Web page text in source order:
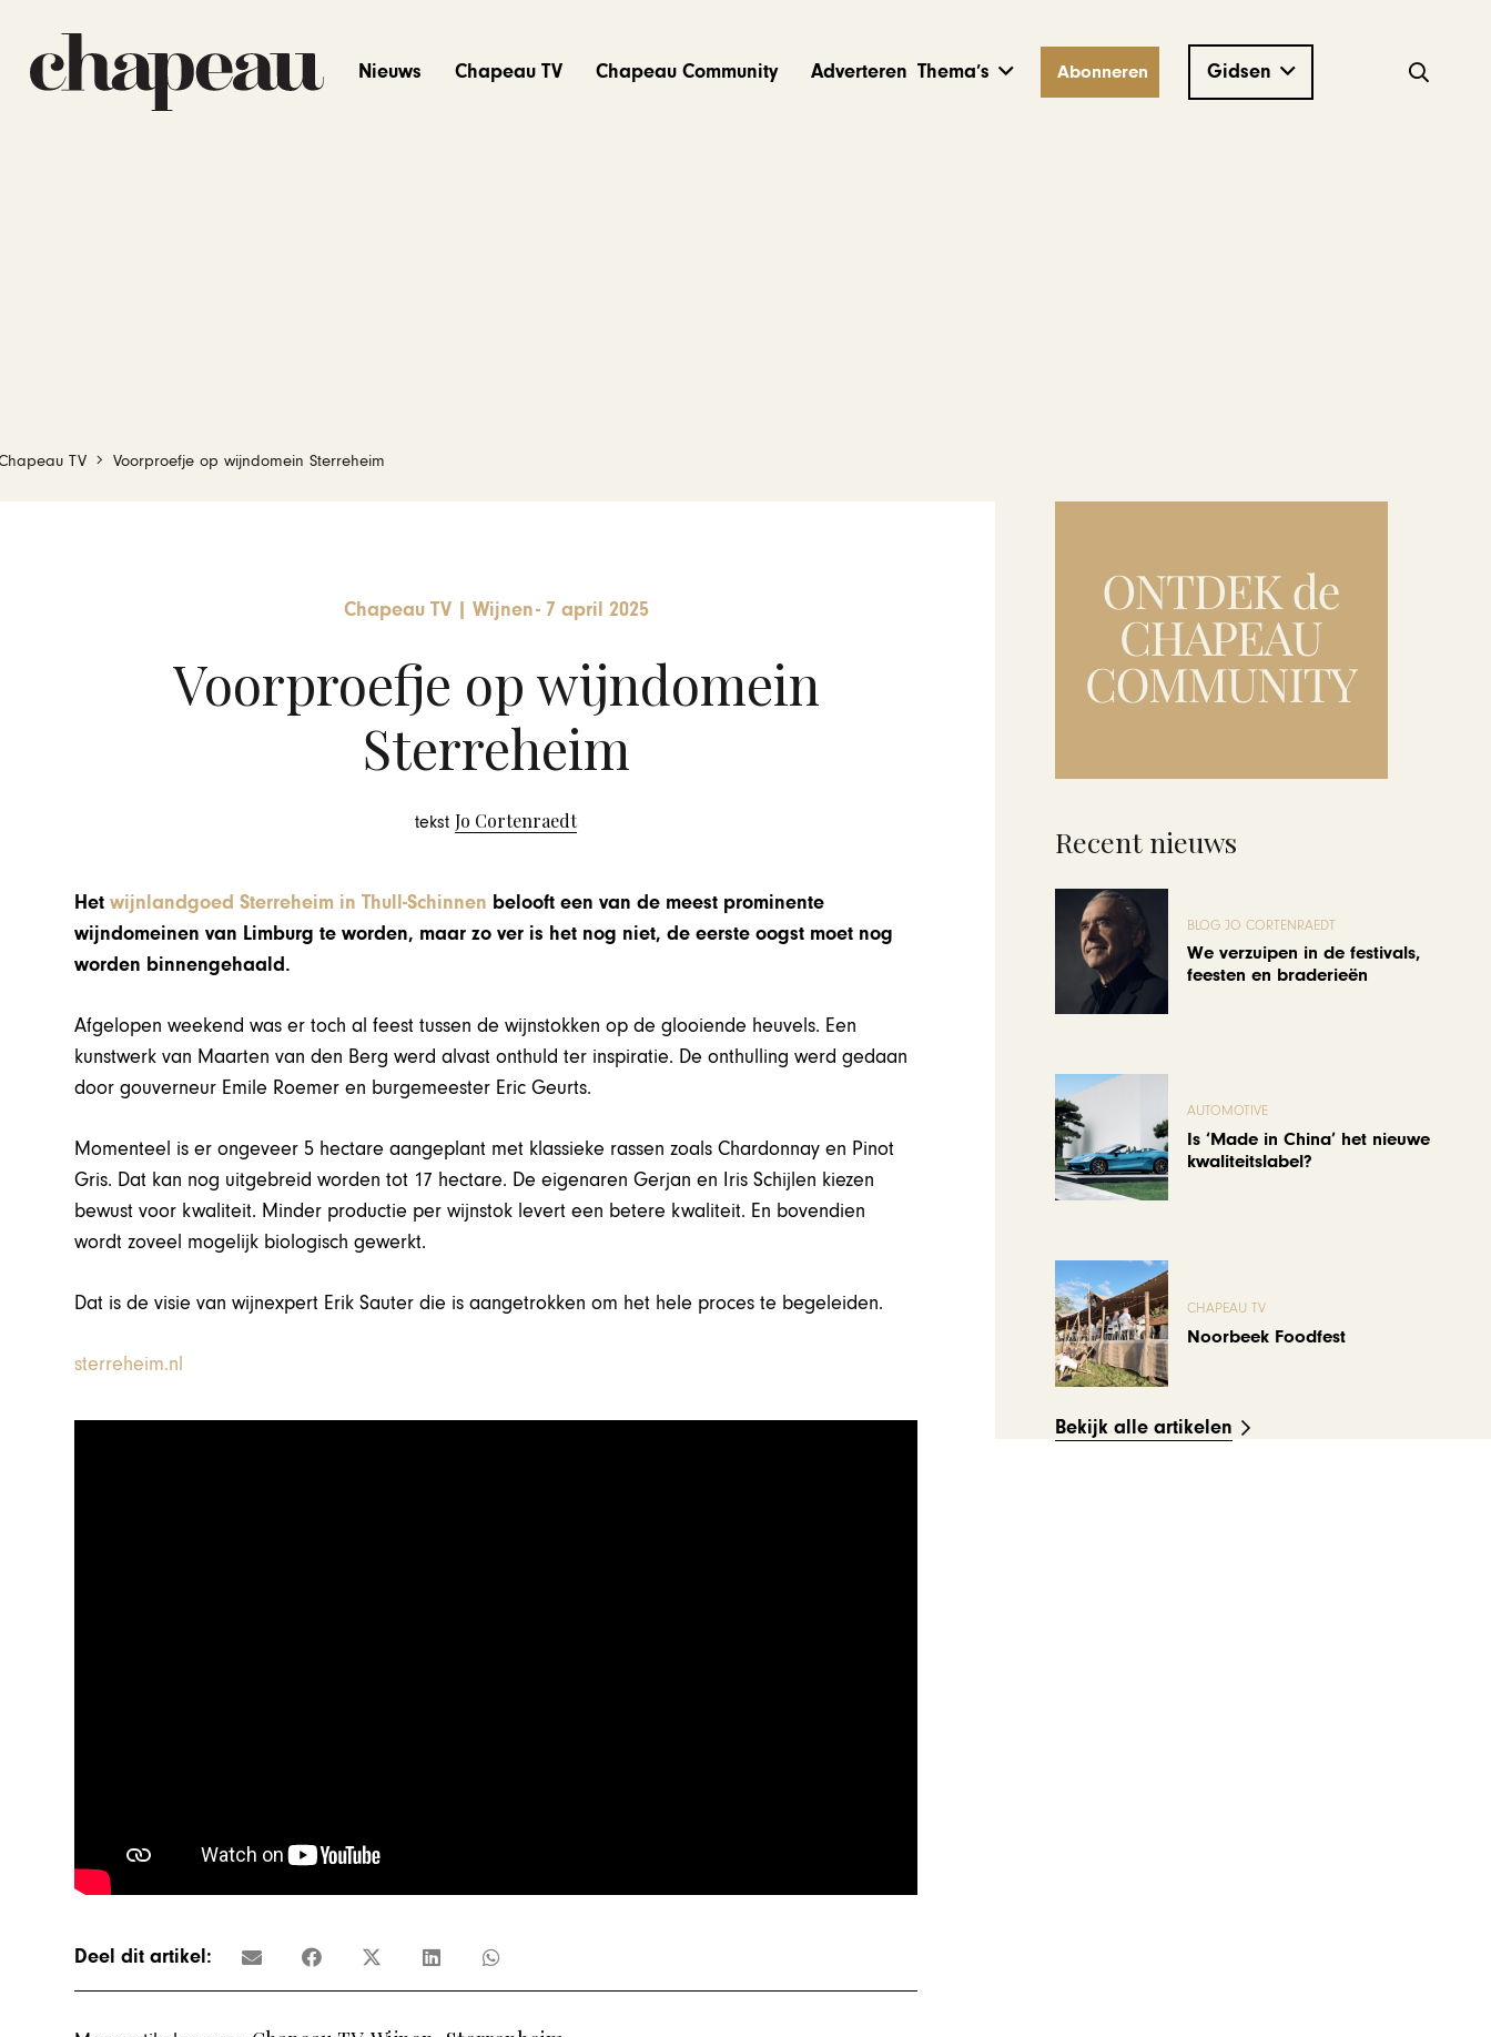
Nieuws Chapeau TV Chapeau Community Adverteren Thema’s Abonneren Gidsen
TV Voorproefje op wijndomein Sterreheim
Chapeau TV Wijnen- 7 april 2025
Voorproefje op wijndomein
Sterreheim
tekstJo Cortenraedt
Hetwijnlandgoed Sterreheim in Thull-Schinnen belooft een van de meest prominente
wijndomeinen van Limburg te worden, maar zo ver is het nog niet, de eerste oogst moet nog
worden binnengehaald.
Afgelopen weekend was er toch al feest tussen de wijnstokken op de glooiende heuvels. Een
kunstwerk van Maarten van den Berg werd alvast onthuld ter inspiratie. De onthulling werd gedaan
door gouverneur Emile Roemer en burgemeester Eric Geurts.
Momenteel is er ongeveer 5 hectare aangeplant met klassieke rassen zoals Chardonnay en Pinot
Gris. Dat kan nog uitgebreid worden tot 17 hectare. De eigenaren Gerjan en Iris Schijlen kiezen
bewust voor kwaliteit. Minder productie per wijnstok levert een betere kwaliteit. En bovendien
wordt zoveel mogelijk biologisch gewerkt.
Dat is de visie van wijnexpert Erik Sauter die is aangetrokken om het hele proces te begeleiden.
sterreheim.nl
Deel dit artikel:
Recent nieuws
BLOG JO CORTENRAEDT
We verzuipen in de festivals,
feesten en braderieën
AUTOMOTIVE
Is ‘Made in China’ het nieuwe
kwaliteitslabel?
CHAPEAU TV
Noorbeek Foodfest
Bekijk alle artikelen